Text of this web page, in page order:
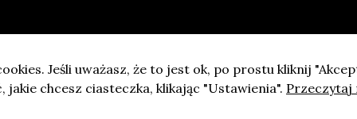
komunikacji zastępczej T10 w Gdańsku
na ul. Słonecznej w Gdyni z powodu awarii sieci
Jeśli uważasz, że to jest ok, po prostu kliknij
jakie chcesz ciasteczka, klikając "Ustawienia". Przeczytaj